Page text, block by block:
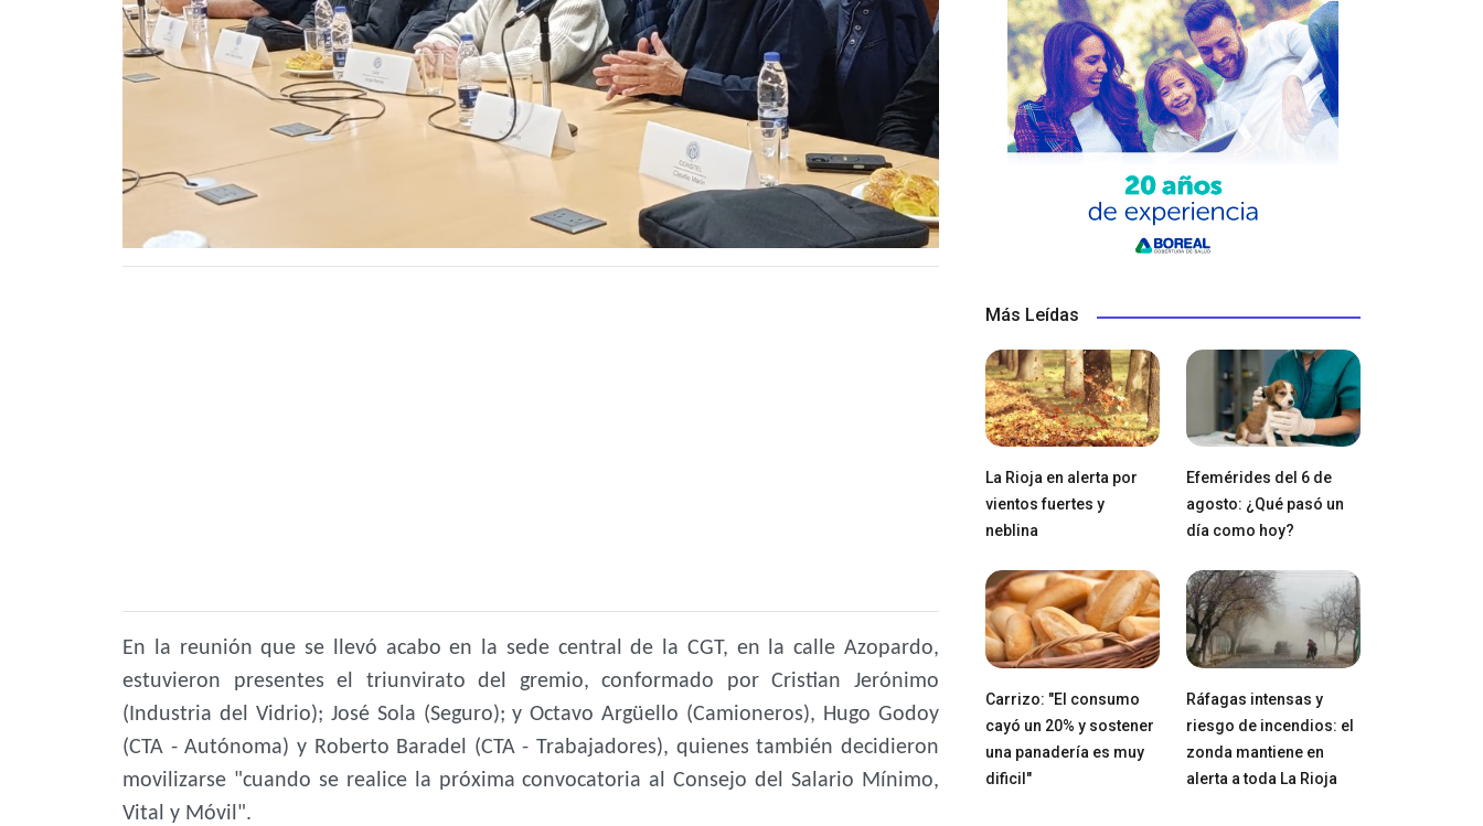
En la reunión que se llevó acabo en la sede central de la CGT, en la calle Azopardo,
estuvieron presentes el triunvirato del gremio, conformado por Cristian Jerónimo
(Industria del Vidrio); José Sola (Seguro); y Octavo Argüello (Camioneros), Hugo Godoy
(CTA - Autónoma) y Roberto Baradel (CTA - Trabajadores), quienes también decidieron
movilizarse "cuando se realice la próxima convocatoria al Consejo del Salario Mínimo,
Vital y Móvil".
Más Leídas
La Rioja en alerta por
vientos fuertes y
neblina
Efemérides del 6 de
agosto: ¿Qué pasó un
día como hoy?
Carrizo: "El consumo
cayó un 20% y sostener
una panadería es muy
dificil"
Ráfagas intensas y
riesgo de incendios: el
zonda mantiene en
alerta a toda La Rioja